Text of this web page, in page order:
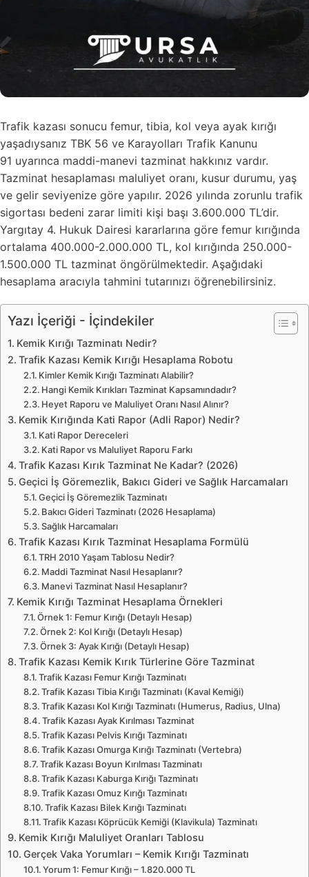
Trafik kazası sonucu femur, tibia, kol veya ayak kırığı
yaşadıysanız TBK 56 ve Karayolları Trafik Kanunu
91 uyarınca maddi-manevi tazminat hakkınız vardır.
Tazminat hesaplaması maluliyet oranı, kusur durumu, yaş
ve gelir seviyenize göre yapılır. 2026 yılında zorunlu trafik
sigortası bedeni zarar limiti kişi başı 3.600.000 TL’dir.
Yargıtay 4. Hukuk Dairesi kararlarına göre femur kırığında
ortalama 400.000-2.000.000 TL, kol kırığında 250.000-
1.500.000 TL tazminat öngörülmektedir. Aşağıdaki
hesaplama aracıyla tahmini tutarınızı öğrenebilirsiniz.
Yazı İçeriği - İçindekiler
Kemik Kırığı Tazminatı Nedir?
Trafik Kazası Kemik Kırığı Hesaplama Robotu
Kimler Kemik Kırığı Tazminatı Alabilir?
Hangi Kemik Kırıkları Tazminat Kapsamındadır?
Heyet Raporu ve Maluliyet Oranı Nasıl Alınır?
Kemik Kırığında Kati Rapor (Adli Rapor) Nedir?
Kati Rapor Dereceleri
Kati Rapor vs Maluliyet Raporu Farkı
Trafik Kazası Kırık Tazminat Ne Kadar? (2026)
Geçici İş Göremezlik, Bakıcı Gideri ve Sağlık Harcamaları
Geçici İş Göremezlik Tazminatı
Bakıcı Gideri Tazminatı (2026 Hesaplama)
Sağlık Harcamaları
Trafik Kazası Kırık Tazminat Hesaplama Formülü
TRH 2010 Yaşam Tablosu Nedir?
Maddi Tazminat Nasıl Hesaplanır?
Manevi Tazminat Nasıl Hesaplanır?
Kemik Kırığı Tazminat Hesaplama Örnekleri
Örnek 1: Femur Kırığı (Detaylı Hesap)
Örnek 2: Kol Kırığı (Detaylı Hesap)
Örnek 3: Ayak Kırığı (Detaylı Hesap)
Trafik Kazası Kemik Kırık Türlerine Göre Tazminat
Trafik Kazası Femur Kırığı Tazminatı
Trafik Kazası Tibia Kırığı Tazminatı (Kaval Kemiği)
Trafik Kazası Kol Kırığı Tazminatı (Humerus, Radius, Ulna)
Trafik Kazası Ayak Kırılması Tazminat
Trafik Kazası Pelvis Kırığı Tazminatı
Trafik Kazası Omurga Kırığı Tazminatı (Vertebra)
Trafik Kazası Boyun Kırılması Tazminatı
Trafik Kazası Kaburga Kırığı Tazminatı
Trafik Kazası Omuz Kırığı Tazminatı
Trafik Kazası Bilek Kırığı Tazminatı
Trafik Kazası Köprücük Kemiği (Klavikula) Tazminatı
Kemik Kırığı Maluliyet Oranları Tablosu
Gerçek Vaka Yorumları – Kemik Kırığı Tazminatı
Yorum 1: Femur Kırığı – 1.820.000 TL